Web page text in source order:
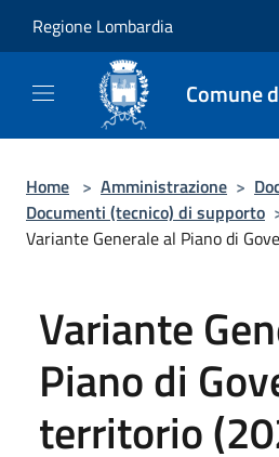
Regione Lombardia
Comune
Home > Amministrazione >
Documenti (tecnico) di supporto
Variante Generale al Piano di
Variante
Piano di
territorio